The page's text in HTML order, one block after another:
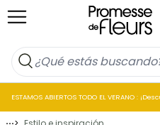
Ir al contenido
ESTAMOS ABIERTOS TODO EL VERANO :